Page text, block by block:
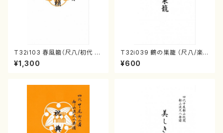
T32i103 春風籟（尺八/初代 石
垣征山/尺八/都山式譜）都山流
公刊楽譜曲番:552
¥1,300
T32i039 鶴の巣籠 （尺八/楽
譜）都山no.38
¥600